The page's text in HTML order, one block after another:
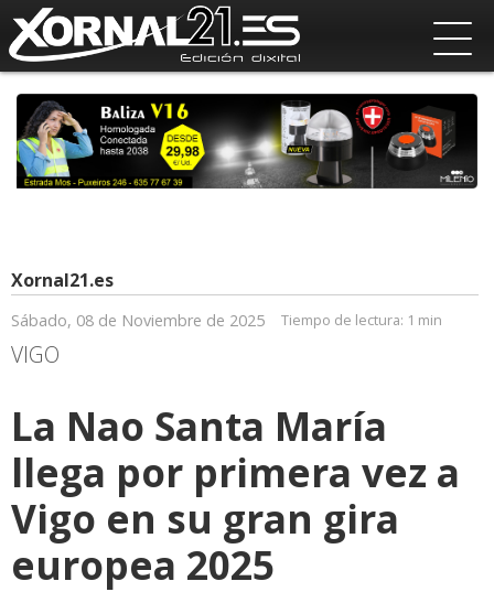
Xornal21.es
Sábado, 08 de Noviembre de 2025 Tiempo de lectura: 1 min
VIGO
La Nao Santa María
llega por primera vez a
Vigo en su gran gira
europea 2025